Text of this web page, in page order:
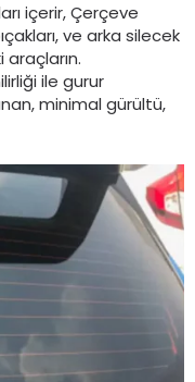
içerir, Çerçeve
ve arka silecek
araçların.
ile gurur
minimal gürültü,